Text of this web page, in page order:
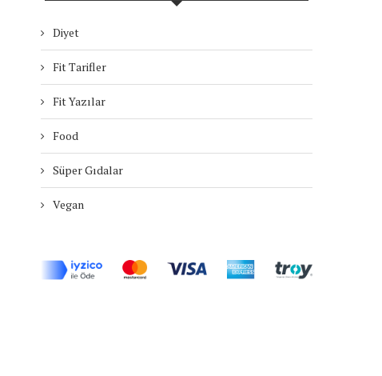
Diyet
Fit Tarifler
Fit Yazılar
Food
Süper Gıdalar
Vegan